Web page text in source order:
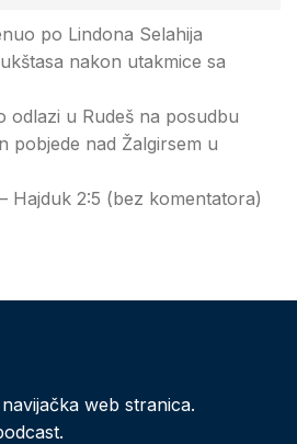
po Lindona Selahija
nakon utakmice sa
odlazi u Rudeš na posudbu
pobjede nad Žalgirsem u
Hajduk 2:5 (bez komentatora)
web stranica.